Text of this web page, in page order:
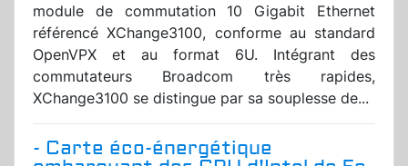
module de commutation 10 Gigabit Ethernet
référencé XChange3100, conforme au standard
OpenVPX et au format 6U. Intégrant des
commutateurs Broadcom très rapides,
XChange3100 se distingue par sa souplesse de...
- Carte éco-énergétique